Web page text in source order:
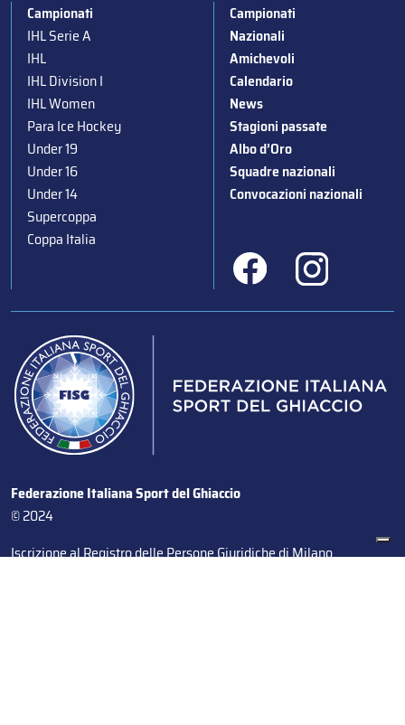
Campionati
IHL Serie A
IHL
IHL Division I
IHL Women
Para Ice Hockey
Under 19
Under 16
Under 14
Supercoppa
Coppa Italia
Campionati
Nazionali
Amichevoli
Calendario
News
Stagioni passate
Albo d’Oro
Squadre nazionali
Convocazioni nazionali
Federazione Italiana Sport del Ghiaccio
© 2024
Iscrizione al Registro delle Persone Giuridiche di Milano